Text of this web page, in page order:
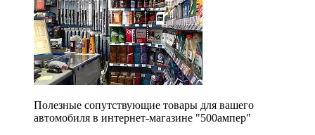
Полезные сопутствующие товары для вашего
автомобиля в интернет-магазине "500ампер"